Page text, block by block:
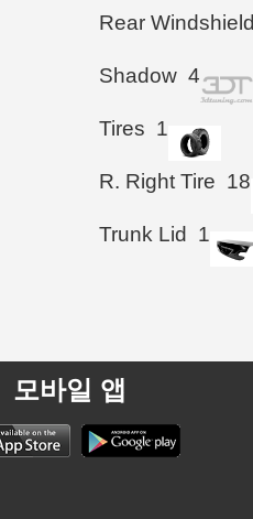
Rear Windshield
Shadow 4
Tires 1
R. Right Tire 18
Trunk Lid 1
모바일 앱